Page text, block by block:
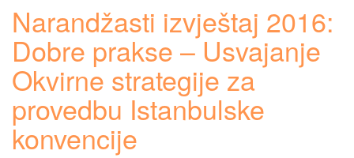
Narandžasti izvještaj 2016:
Dobre prakse – Usvajanje
Okvirne strategije za
provedbu Istanbulske
konvencije